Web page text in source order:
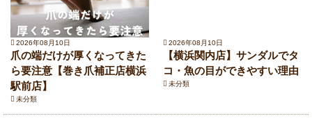
2026年08月10日
爪の端だけが厚くなってきた
ら要注意【巻き爪補正店横浜
駅前店】
未分類
2026年08月10日
【横浜関内店】サンダルでタ
コ・魚の目ができやすい理由
未分類